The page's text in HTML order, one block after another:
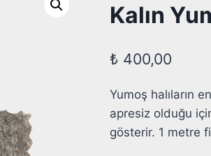
Kalın
₺ 400,00
Yumoş halıların
apresiz olduğu
gösterir. 1 metre